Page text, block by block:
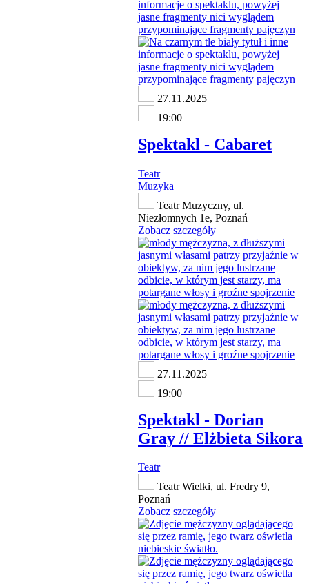
27.11.2025
19:00
Spektakl - Cabaret
Teatr
Muzyka
Teatr Muzyczny, ul.
Niezłomnych 1e, Poznań
Zobacz szczegóły
27.11.2025
19:00
Spektakl - Dorian
Gray // Elżbieta Sikora
Teatr
Teatr Wielki, ul. Fredry 9,
Poznań
Zobacz szczegóły